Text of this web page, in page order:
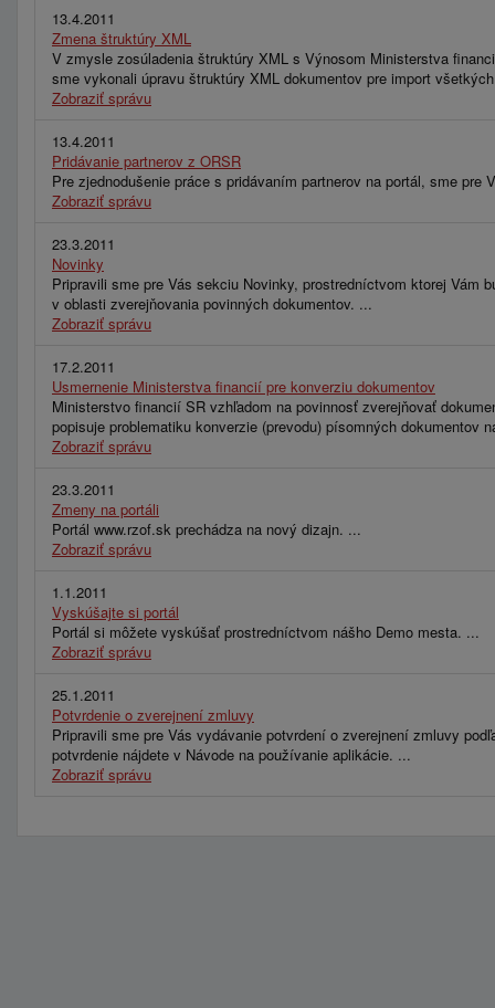
13.4.2011
Zmena štruktúry XML
V zmysle zosúladenia štruktúry XML s Výnosom Ministerstva
sme vykonali úpravu štruktúry XML dokumentov pre import
Zobraziť správu
13.4.2011
Pridávanie partnerov z ORSR
Pre zjednodušenie práce s pridávaním partnerov na portál, sme
Zobraziť správu
23.3.2011
Novinky
Pripravili sme pre Vás sekciu Novinky, prostredníctvom ktorej Vám
v oblasti zverejňovania povinných dokumentov. ...
Zobraziť správu
17.2.2011
Usmernenie Ministerstva financií pre konverziu dokumentov
Ministerstvo financií SR vzhľadom na povinnosť zverejňovať
popisuje problematiku konverzie (prevodu) písomných dokumentov
Zobraziť správu
23.3.2011
Zmeny na portáli
Portál www.rzof.sk prechádza na nový dizajn. ...
Zobraziť správu
1.1.2011
Vyskúšajte si portál
Portál si môžete vyskúšať prostredníctvom nášho Demo mesta. ...
Zobraziť správu
25.1.2011
Potvrdenie o zverejnení zmluvy
Pripravili sme pre Vás vydávanie potvrdení o zverejnení zmluvy
potvrdenie nájdete v Návode na používanie aplikácie. ...
Zobraziť správu